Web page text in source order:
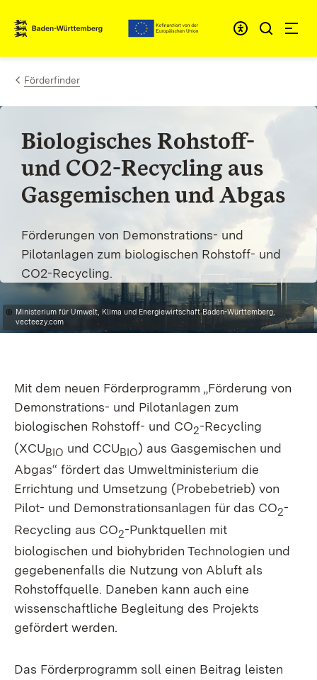
Zum Inhalt springen
Link zur Startseite
Förderfinder
Biologisches Rohstoff-
und CO2-Recycling aus
Gasgemischen und Abgas
Förderungen von Demonstrations- und
Pilotanlagen zum biologischen Rohstoff- und
CO2-Recycling.
Ministerium für Umwelt, Klima und Energiewirtschaft Baden-Württemberg,
vecteezy.com
Mit dem neuen Förderprogramm „Förderung von
Demonstrations- und Pilotanlagen zum
biologischen Rohstoff- und CO2-Recycling
(XCUBIO und CCUBIO) aus Gasgemischen und
Abgas“ fördert das Umweltministerium die
Errichtung und Umsetzung (Probebetrieb) von
Pilot- und Demonstrationsanlagen für das CO2-
Recycling aus CO2-Punktquellen mit
biologischen und biohybriden Technologien und
gegebenenfalls die Nutzung von Abluft als
Rohstoffquelle. Daneben kann auch eine
wissenschaftliche Begleitung des Projekts
gefördert werden.
Das Förderprogramm soll einen Beitrag leisten